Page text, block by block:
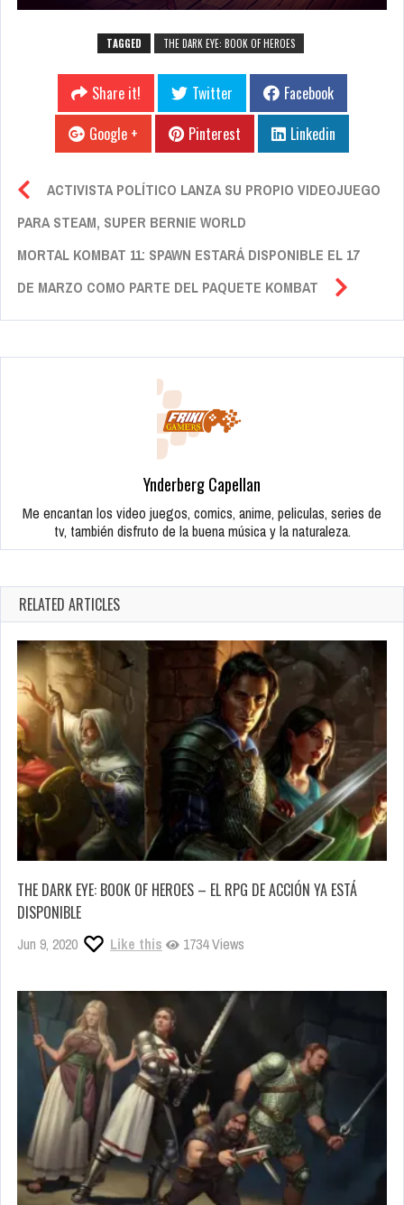
TAGGED THE DARK EYE: BOOK OF HEROES
Share it! Twitter
Facebook
Google +
Pinterest Linkedin
ACTIVISTA POLÍTICO LANZA SU PROPIO VIDEOJUEGO
PARA STEAM, SUPER BERNIE WORLD
MORTAL KOMBAT 11: SPAWN ESTARÁ DISPONIBLE EL 17
DE MARZO COMO PARTE DEL PAQUETE KOMBAT
Ynderberg Capellan
Me encantan los video juegos, comics, anime, peliculas, series de
tv, también disfruto de la buena música y la naturaleza.
RELATED ARTICLES
THE DARK EYE: BOOK OF HEROES – EL RPG DE ACCIÓN YA ESTÁ
DISPONIBLE
Jun 9, 2020 Like this 1734 Views